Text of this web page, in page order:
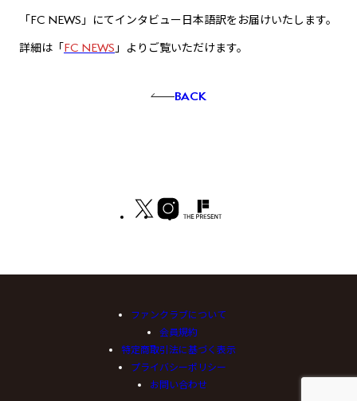
「FC NEWS」にてインタビュー日本語訳をお届けいたします。
詳細は「 FC NEWS 」よりご覧いただけます。
BACK
ファンクラブについて
会員規約
特定商取引法に基づく表示
プライバシーポリシー
お問い合わせ